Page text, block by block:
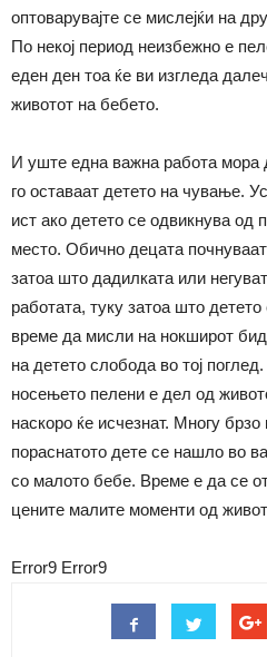
оптоварувајте се мислејќи на
По некој период неизбежно е
еден ден тоа ќе ви изгледа
животот на бебето.
И уште една важна работа мора
го оставаат детето на чување.
ист ако детето се одвикнува од
место. Обично децата
затоа што дадилката или
работата, туку затоа што
време да мисли на нокширот
на детето слобода во тој
носењето пелени е дел од
наскоро ќе исчезнат. Многу
пораснатото дете се нашло во
со малото бебе. Време е да се
цените малите моменти од
Error9 Error9